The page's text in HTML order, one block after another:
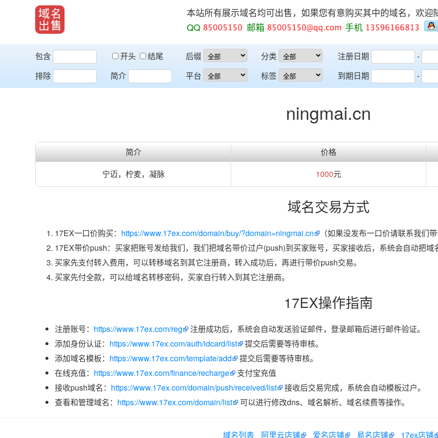
本站所有展示域名均可出售，如果您有意购买其中的域名，欢迎
QQ
邮箱 手机
包含 开头
结尾
排除
简介
后缀
平台
分类
标签
注册日期
-
到期日期
-
ningmai.cn
简介 价格
宁迈，柠麦，凝脉
1000元
域名交易方式
17EX一口价购买： https://www.17ex.com/domain/buy/?domain=ningmai.cn
（如果没发布一口价请联系我们带
17EX带价push：买家把账号发给我们，我们把域名带价过户(push)到买家账号，买家接收后，系统会自动把域
买家先支付转入费用，可以转移域名到其它注册商，转入成功后，再进行带价push交易。
买家先付全款，可以给域名转移密码，买家自行转入到其它注册商。
17EX操作指南
注册账号： https://www.17ex.com/reg
注册成功后，系统会自动发送验证邮件，登录邮箱后进行邮件验证。
添加身份认证： https://www.17ex.com/auth/idcard/list
提交后需要等待审核。
添加域名模板： https://www.17ex.com/template/add
提交后需要等待审核。
在线充值： https://www.17ex.com/finance/recharge
支付宝充值
接收push域名： https://www.17ex.com/domain/push/received/list
接收后交易完成，系统会自动模板过户。
查看和管理域名： https://www.17ex.com/domain/list 可以进行修改dns、域名解析、域名续费等操作。
域名列表 阿里云店铺 爱名店铺 易名店铺 17ex店铺